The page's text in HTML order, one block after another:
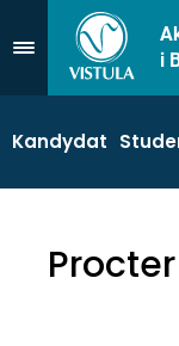
Przejdź do Menui
Kandydat